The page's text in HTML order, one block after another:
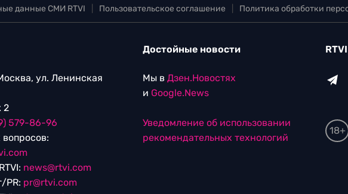
данные СМИ RTVI Пользовательское соглашение Политика обработки
ул. Ленинская
2
579-86-96
news@rtvi.com
PR: pr@rtvi.com
Достойные новости
Мы в Дзен.Новостях
и Google.News
Уведомление об использовании
рекомендательных технологий
18+